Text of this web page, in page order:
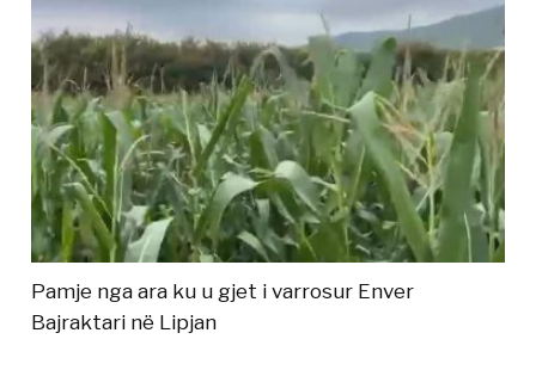
Pamje nga ara ku u gjet i varrosur Enver
Bajraktari në Lipjan